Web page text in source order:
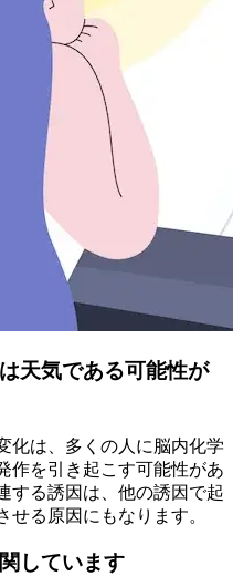
天気である可能性が
化は、多くの人に脳内化学
作を引き起こす可能性があ
する誘因は、他の誘因で起
せる原因にもなります。
しています